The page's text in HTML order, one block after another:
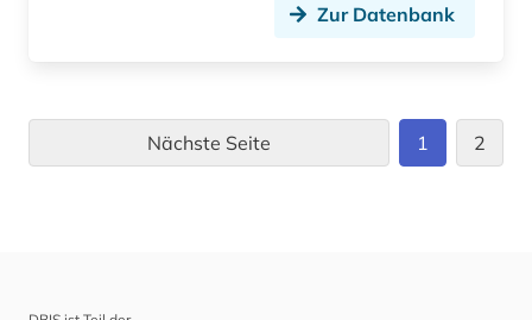
Zur Datenbank
Nächste Seite 1 2